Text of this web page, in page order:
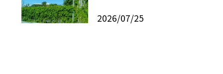
2026/07/25